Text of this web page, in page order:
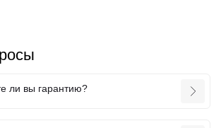
ли вы гарантию?